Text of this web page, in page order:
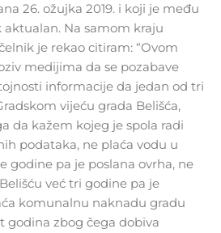
26. ožujka 2019. i koji je među
Na samom kraju
je rekao citiram: “Ovom
medijima da se pozabave
informacije da jedan od tri
vijeću grada Belišća,
da kažem kojeg je spola radi
podataka, ne plaća vodu u
godine pa je poslana ovrha, ne
već tri godine pa je
komunalnu naknadu gradu
godina zbog čega dobiva